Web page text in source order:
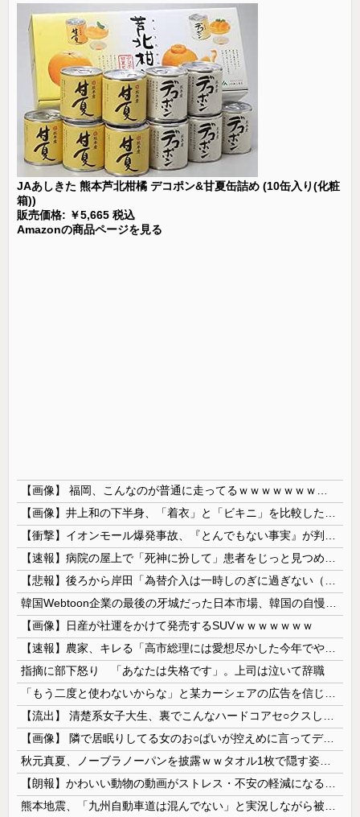
JAあしきた 熊本芦北柑橘 デコポン&甘夏缶詰め (10缶入り(化粧
箱))
販売価格: ￥5,665 税込
Amazonの商品ページを見る
【画像】日産が社運をかけて発売するSUVｗｗｗｗｗｗｗ
指摘に部下怒り 「あなたは失格です」。上司は泣いて辞職
【画像】 隣で居眠りしてる女のお○ぱいが控えめに言ってデカいｗｗｗ